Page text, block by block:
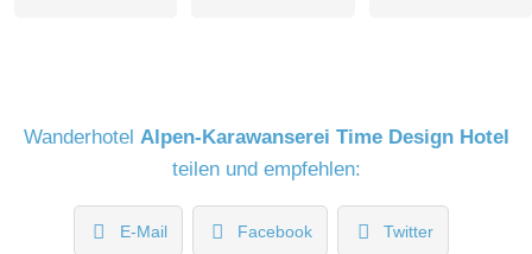
Wanderhotel Alpen-Karawanserei Time Design Hotel
teilen und empfehlen:
E-Mail Facebook Twitter